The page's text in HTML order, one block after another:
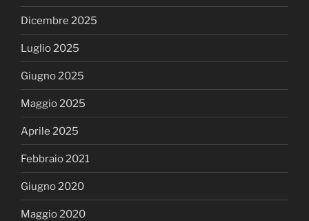
Dicembre 2025
Luglio 2025
Giugno 2025
Maggio 2025
Aprile 2025
Febbraio 2021
Giugno 2020
Maggio 2020